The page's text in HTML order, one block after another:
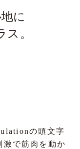
に
。
の頭文字
激で筋肉を動か